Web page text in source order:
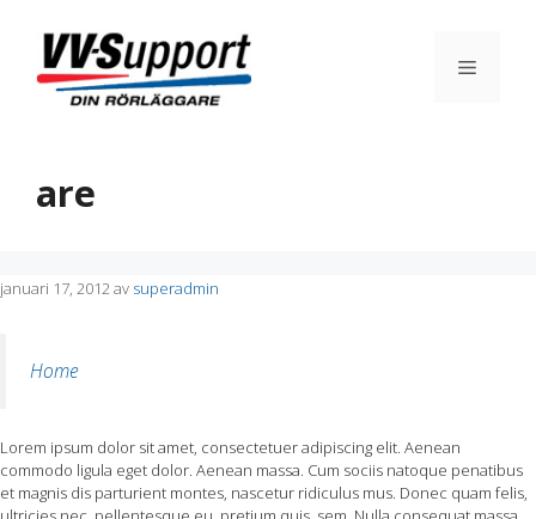
innehåll
Meny
are
januari 17, 2012av superadmin
Home
Lorem ipsum dolor sit amet, consectetuer adipiscing elit. Aenean
commodo ligula eget dolor. Aenean massa. Cum sociis natoque penatibus
et magnis dis parturient montes, nascetur ridiculus mus. Donec quam felis,